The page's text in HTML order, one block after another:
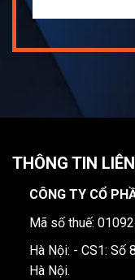
THÔNG TIN
CÔNG TY CỔ
Mã số thuế:
Hà Nội: - CS1: Số
Hà Nội.